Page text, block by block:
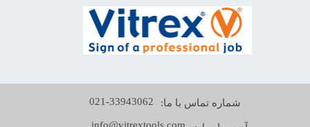
شماره تماس با ما: 021-33943062